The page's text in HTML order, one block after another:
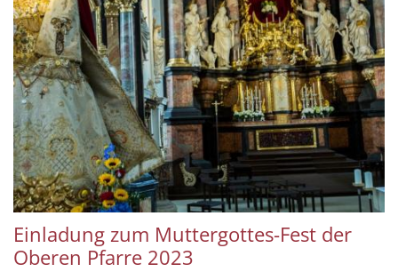
Einladung zum Muttergottes-Fest der
Oberen Pfarre 2023